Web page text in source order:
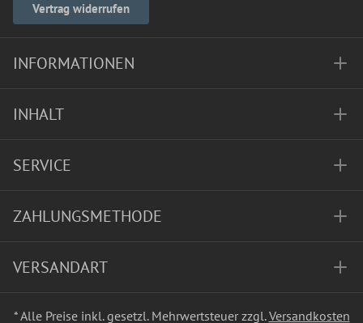
Vertrag widerrufen
INFORMATIONEN
INHALT
SERVICE
ZAHLUNGSMETHODE
VERSANDART
* Alle Preise inkl. gesetzl. Mehrwertsteuer zzgl.Versandkosten